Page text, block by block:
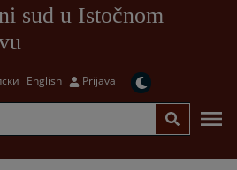
sud u Istočnom
English Prijava